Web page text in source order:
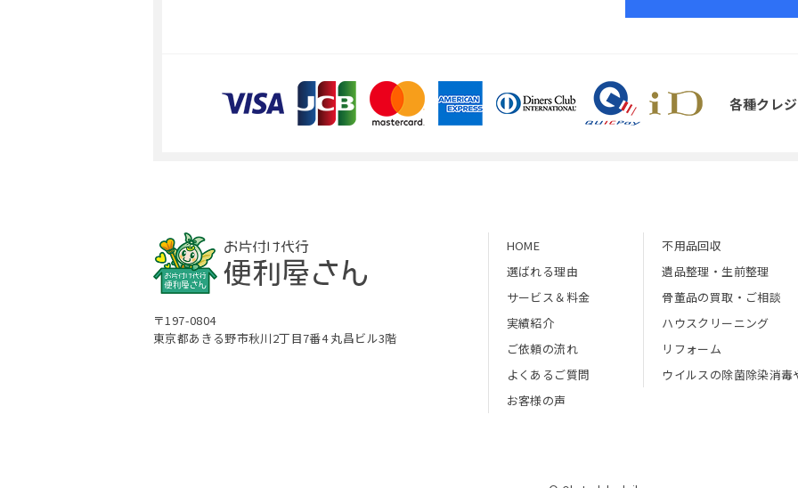
各種クレ
〒197-0804
東京都あきる野市秋川2丁目7番4 丸昌ビル3階
HOME
選ばれる理由
サービス＆料金
実績紹介
ご依頼の流れ
よくあるご質問
お客様の声
不用品回収
遺品整理・生前整理
骨董品の買取・ご相談
ハウスクリーニング
リフォーム
ウイルスの除菌除染消毒